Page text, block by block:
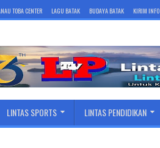
TOBA CENTER LAGU BATAK BUDAYA BATAK KIRIM INFO
LINTAS SPORTS LINTAS PENDIDIKAN